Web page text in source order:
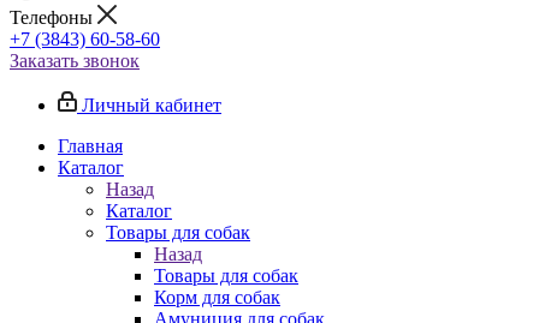
Телефоны
+7 (3843) 60-58-60
Заказать звонок
Личный кабинет
Главная
Каталог
Назад
Каталог
Товары для собак
Назад
Товары для собак
Корм для собак
Амуниция для собак